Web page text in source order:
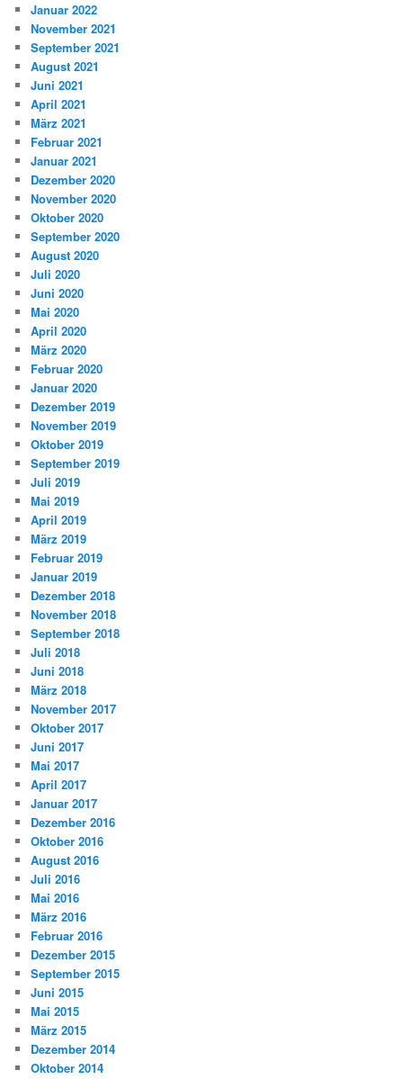
Januar 2022
November 2021
September 2021
August 2021
Juni 2021
April 2021
März 2021
Februar 2021
Januar 2021
Dezember 2020
November 2020
Oktober 2020
September 2020
August 2020
Juli 2020
Juni 2020
Mai 2020
April 2020
März 2020
Februar 2020
Januar 2020
Dezember 2019
November 2019
Oktober 2019
September 2019
Juli 2019
Mai 2019
April 2019
März 2019
Februar 2019
Januar 2019
Dezember 2018
November 2018
September 2018
Juli 2018
Juni 2018
März 2018
November 2017
Oktober 2017
Juni 2017
Mai 2017
April 2017
Januar 2017
Dezember 2016
Oktober 2016
August 2016
Juli 2016
Mai 2016
März 2016
Februar 2016
Dezember 2015
September 2015
Juni 2015
Mai 2015
März 2015
Dezember 2014
Oktober 2014